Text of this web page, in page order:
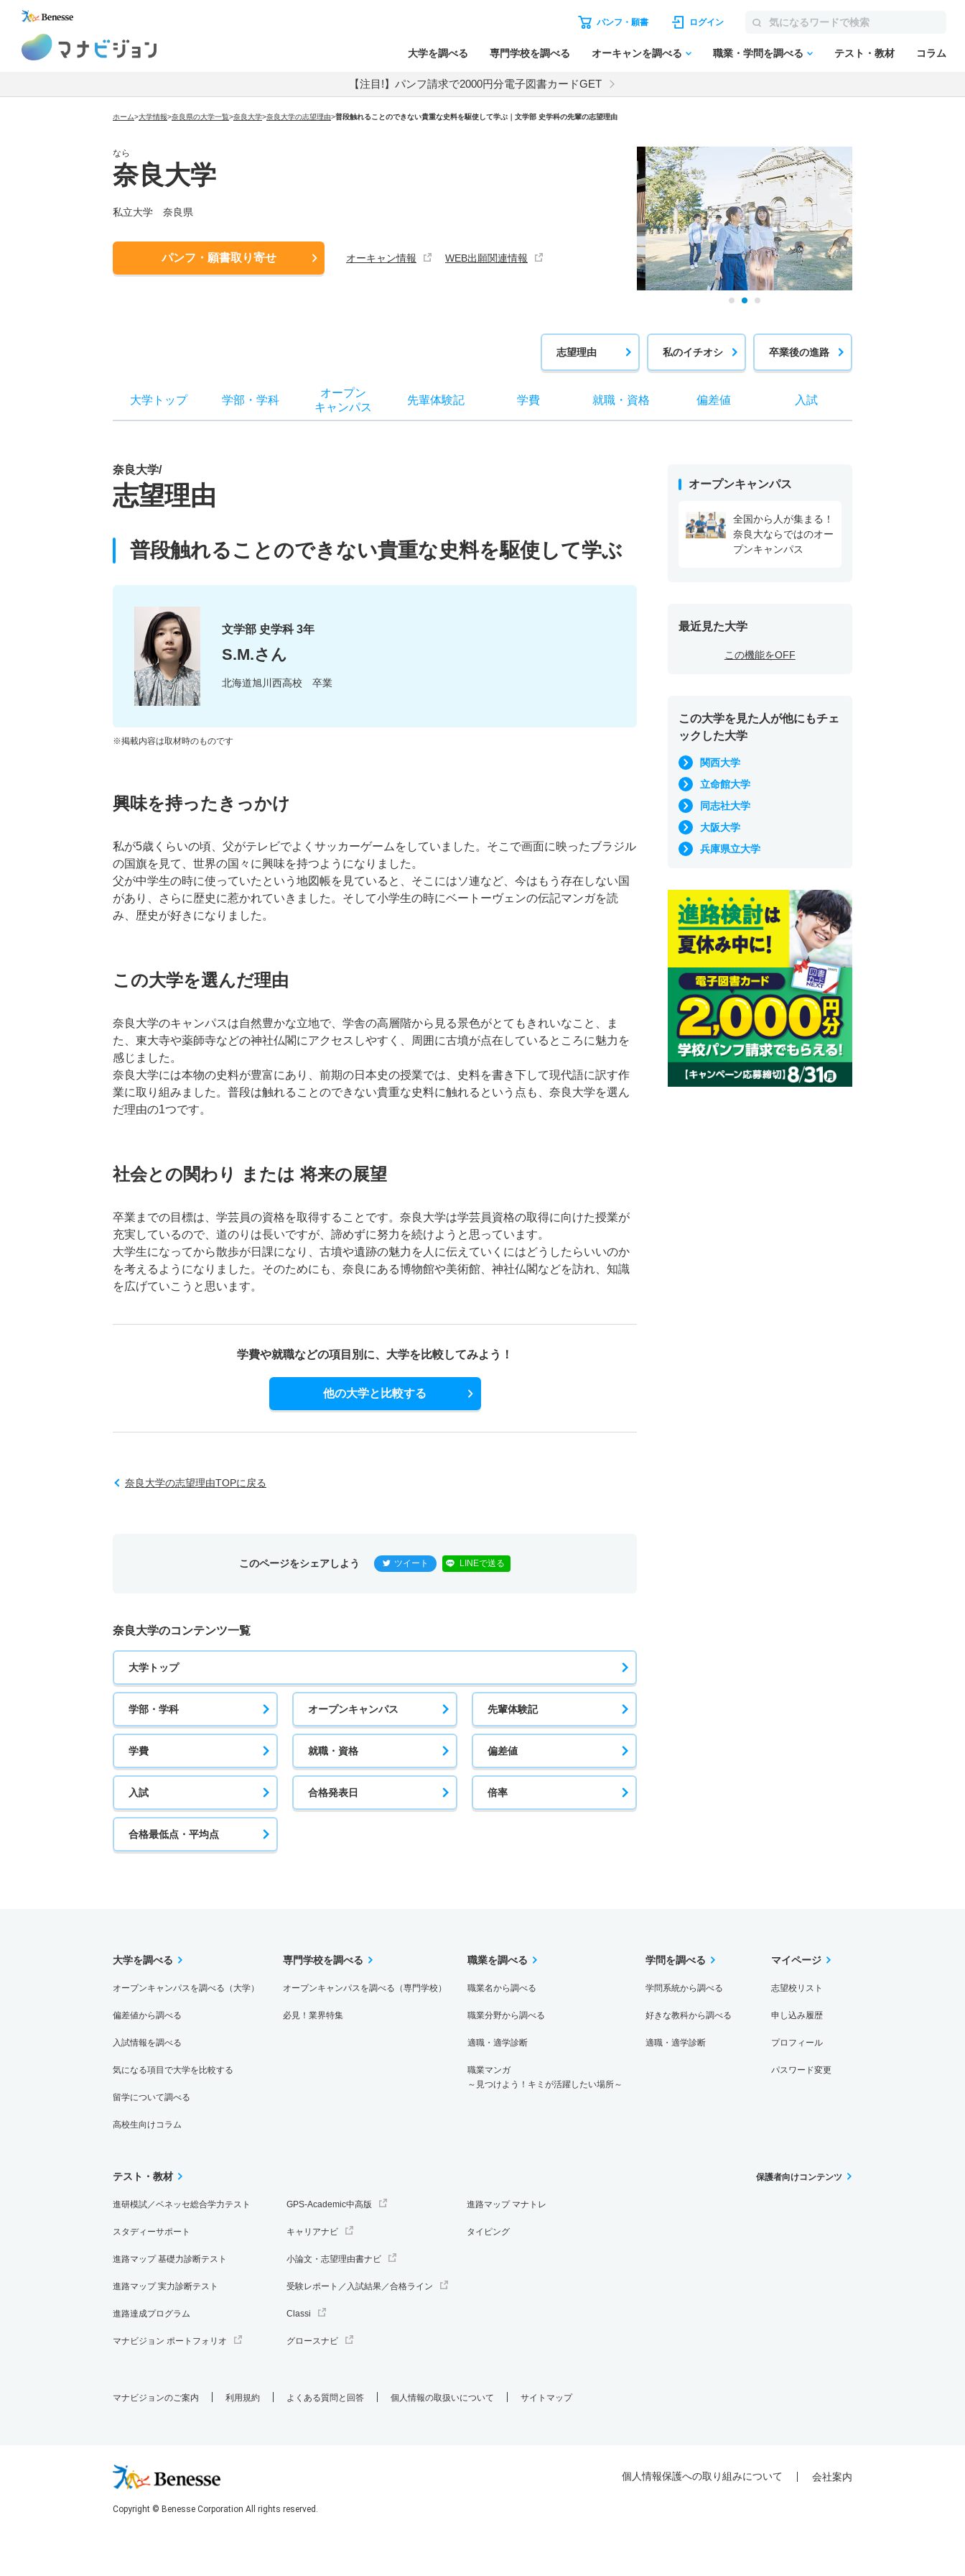
パンフ・願書 ログイン
大学を調べる 専門学校を調べる オーキャンを調べる 職業・学問を調べる テスト・教材 コラム
【注目!】パンフ請求で2000円分電子図書カードGET
ホーム>大学情報>奈良県の大学一覧>奈良大学>奈良大学の志望理由>普段触れることのできない貴重な史料を駆使して学ぶ｜文学部 史学科の先輩の志望理由
なら
奈良大学
私立大学 奈良県
パンフ・願書取り寄せ オーキャン情報 WEB出願関連情報
志望理由 私のイチオシ 卒業後の進路
大学トップ 学部 ・ 学科
オープン
キャンパス
先輩体験記 学費 就職・ 資格 偏差値 入試
奈良大学/
志望理由
普段触れることのできない貴重な史料を駆使して学ぶ
文学部 史学科 3年
S.M.さん
北海道旭川西高校 卒業
※掲載内容は取材時のものです
興味を持ったきっかけ
私が5歳くらいの頃、父がテレビでよくサッカーゲームをしていました。そこで画面に映ったブラジル
の国旗を見て、世界の国々に興味を持つようになりました。
父が中学生の時に使っていたという地図帳を見ていると、そこにはソ連など、今はもう存在しない国
があり、さらに歴史に惹かれていきました。そして小学生の時にベートーヴェンの伝記マンガを読
み、歴史が好きになりました。
この大学を選んだ理由
奈良大学のキャンパスは自然豊かな立地で、学舎の高層階から見る景色がとてもきれいなこと、ま
た、東大寺や薬師寺などの神社仏閣にアクセスしやすく、周囲に古墳が点在しているところに魅力を
感じました。
奈良大学には本物の史料が豊富にあり、前期の日本史の授業では、史料を書き下して現代語に訳す作
業に取り組みました。普段は触れることのできない貴重な史料に触れるという点も、奈良大学を選ん
だ理由の1つです。
社会との関わり または 将来の展望
卒業までの目標は、学芸員の資格を取得することです。奈良大学は学芸員資格の取得に向けた授業が
充実しているので、道のりは長いですが、諦めずに努力を続けようと思っています。
大学生になってから散歩が日課になり、古墳や遺跡の魅力を人に伝えていくにはどうしたらいいのか
を考えるようになりました。そのためにも、奈良にある博物館や美術館、神社仏閣などを訪れ、知識
を広げていこうと思います。
学費や就職などの項目別に、 大学を比較してみよう！
他の大学と比較する
奈良大学の志望理由TOPに戻る
このページをシェアしよう ツイート LINEで送る
奈良大学のコンテンツ一覧
大学トップ
学部・学科 オープンキャンパス 先輩体験記
学費 就職・資格 偏差値
入試 合格発表日 倍率
合格最低点・平均点
オープンキャンパス
全国から人が集まる！
奈良大ならではのオー
プンキャンパス
最近見た大学
この機能をOFF
この大学を見た人が他にもチェ
ックした大学
関西大学
立命館大学
同志社大学
大阪大学
兵庫県立大学
大学を調べる
オープンキャンパスを調べる（大学）
偏差値から調べる
入試情報を調べる
気になる項目で大学を比較する
留学について調べる
高校生向けコラム
専門学校を調べる
オープンキャンパスを調べる（専門学校）
必見！業界特集
職業を調べる
職業名から調べる
職業分野から調べる
適職・適学診断
職業マンガ
～見つけよう！キミが活躍したい場所～
学問を調べる
学問系統から調べる
好きな教科から調べる
適職・適学診断
マイページ
志望校リスト
申し込み履歴
プロフィール
パスワード変更
テスト・教材
進研模試／ベネッセ総合学力テスト
スタディーサポート
進路マップ 基礎力診断テスト
進路マップ 実力診断テスト
進路達成プログラム
マナビジョン ポートフォリオ
GPS-Academic中高版
キャリアナビ
小論文・志望理由書ナビ
受験レポート／入試結果／合格ライン
Classi
グロースナビ
進路マップ マナトレ
タイピング
保護者向けコンテンツ
マナビジョンのご案内 利用規約 よくある質問と回答 個人情報の取扱いについて サイトマップ
個人情報保護への取り組みについて 会社案内
Copyright © Benesse Corporation All rights reserved.